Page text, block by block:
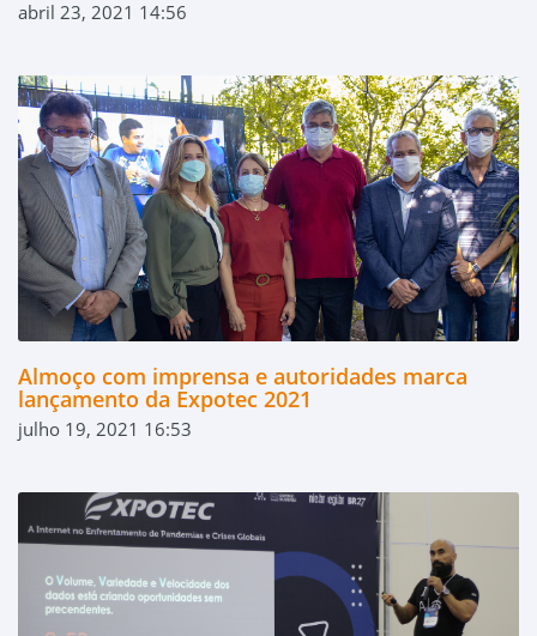
abril 23, 2021 14:56
Almoço com imprensa e autoridades marca
lançamento da Expotec 2021
julho 19, 2021 16:53